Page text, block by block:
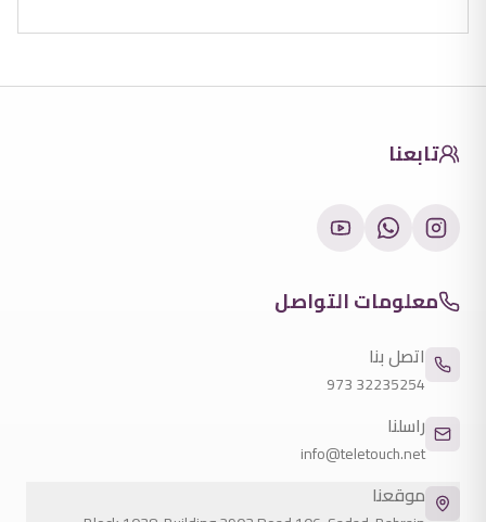
تابعنا
معلومات التواصل
اتصل بنا
97332235254
راسلنا
info@teletouch.net
موقعنا